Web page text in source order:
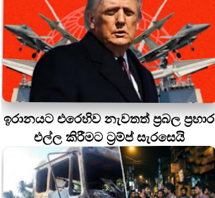
ඉරානයට එරෙහිව නැවතත් ප්‍රබල ප්‍රහාර
එල්ල කිරීමට ට්‍රම්ප් සැරසෙයි